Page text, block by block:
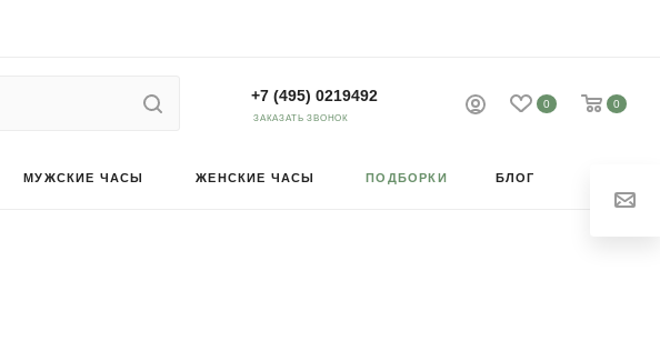
0 0
+7 (495) 0219492
ЗАКАЗАТЬ ЗВОНОК
МУЖСКИЕ ЧАСЫ ЖЕНСКИЕ ЧАСЫ ПОДБОРКИ БЛОГ